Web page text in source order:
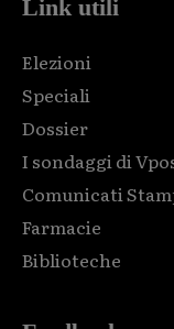
Link utili
Elezioni
Speciali
Dossier
I sondaggi di
Comunicati
Farmacie
Biblioteche